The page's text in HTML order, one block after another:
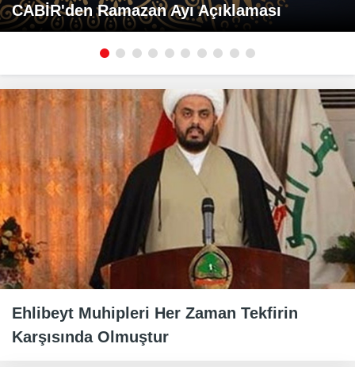
CABİR'den Ramazan Ayı Açıklaması
Ehlibeyt Muhipleri Her Zaman Tekfirin
Karşısında Olmuştur